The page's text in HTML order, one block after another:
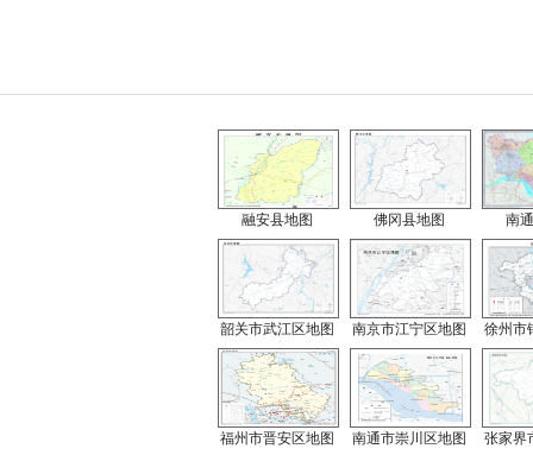
融安县地图 佛冈县地图 南
韶关市武江区地图 南京市江宁区地图 徐州市
福州市晋安区地图 南通市崇川区地图 张家界